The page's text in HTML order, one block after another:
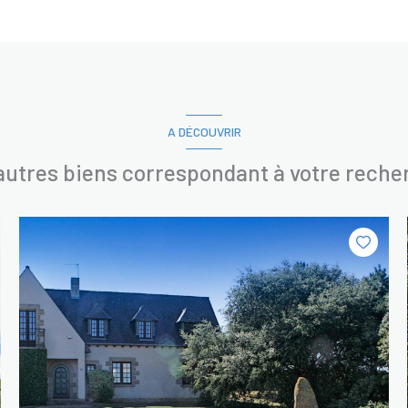
A DÉCOUVRIR
biens correspondant à votre